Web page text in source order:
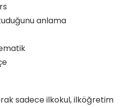
anlama
sadece ilkokul, ilköğretim